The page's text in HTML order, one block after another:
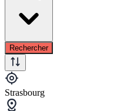
Rechercher
Strasbourg